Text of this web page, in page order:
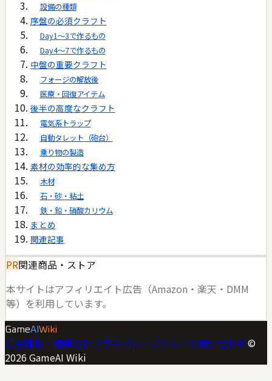
設備の種類
序盤の必須クラフト
Day1〜3で作るもの
Day4〜7で作るもの
中盤の重要クラフト
フォージの解放後
医療・回復アイテム
後半の高度なクラフト
電気系トラップ
自動タレット（砲台）
乗り物の製造
素材の効率的な集め方
木材
石・砂・粘土
鉄・鉛・硝酸カリウム
まとめ
関連記事
PR関連商品・ストア
本サイトはアフィリエイト広告（Amazon・楽天・DMM
等）を利用しています。
GameAI Wiki
運営情報・編集方針プライバシーポリシーお問い合わせ©
2026 GameAI Wiki